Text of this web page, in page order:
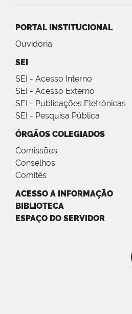
PORTAL INSTITUCIONAL
Ouvidoria
SEI
SEI - Acesso Interno
SEI - Acesso Externo
SEI - Publicações Eletrônicas
SEI - Pesquisa Pública
ÓRGÃOS COLEGIADOS
Comissões
Conselhos
Comitês
ACESSO A INFORMAÇÃO
BIBLIOTECA
ESPAÇO DO SERVIDOR